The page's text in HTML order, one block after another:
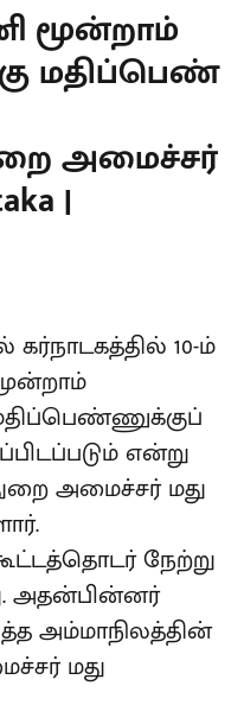
மூன்றாம்
மதிப்பெண்
அமைச்சர்
|
10-ம்
என்று
அமைச்சர் மது
நேற்று
அதன்பின்னர்
அம்மாநிலத்தின்
மது